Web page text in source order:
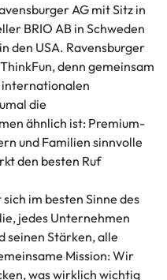
AG mit Sitz in
BRIO AB in Schweden
den USA. Ravensburger
denn gemeinsam
internationalen
die
ähnlich ist: Premium-
und Familien sinnvolle
den besten Ruf
im besten Sinne des
jedes Unternehmen
seinen Stärken, alle
Mission: Wir
was wirklich wichtig